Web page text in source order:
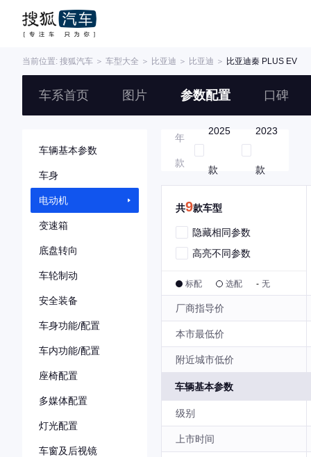
当前位置: 搜狐汽车 ＞ 车型大全 ＞ 比亚迪 ＞ 比亚迪 ＞ 比亚迪秦 PLUS EV
车系首页 图片 参数配置 口碑
车辆基本参数
车身
电动机
变速箱
底盘转向
车轮制动
安全装备
车身功能/配置
车内功能/配置
座椅配置
多媒体配置
灯光配置
车窗及后视镜
年
款
2025
款
2023
款
共9款车型
隐藏相同参数
高亮不同参数
标配 选配 - 无
厂商指导价
本市最低价
附近城市低价
车辆基本参数
级别
上市时间